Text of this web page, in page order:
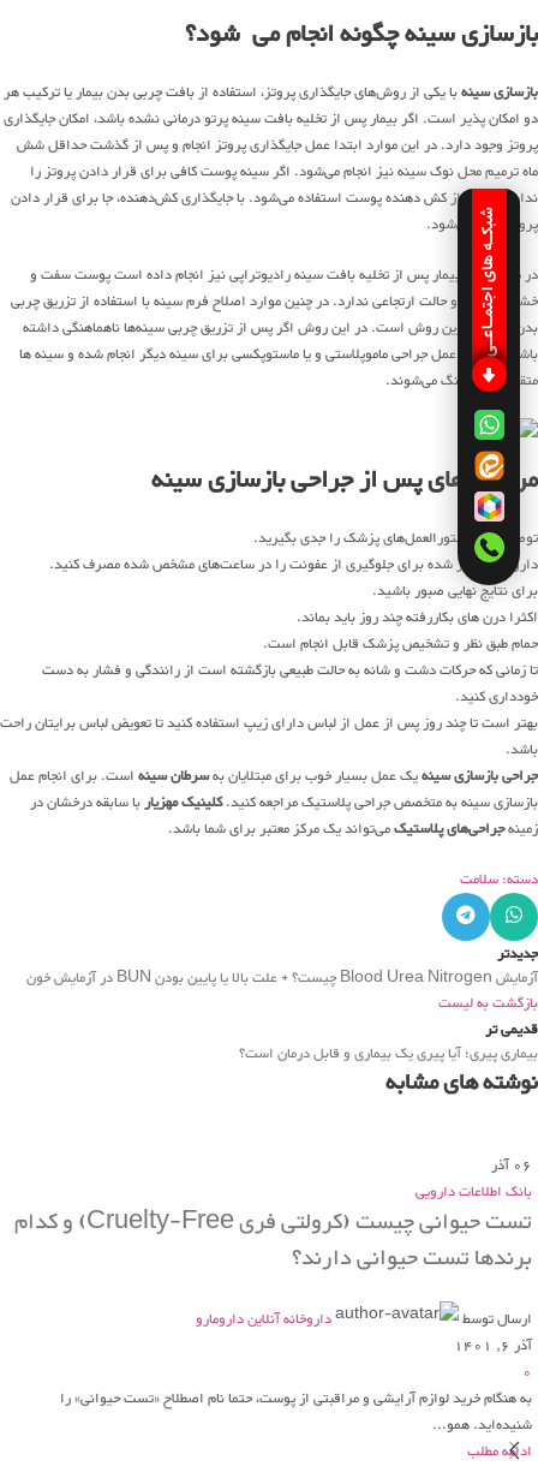
بازسازی سینه چگونه انجام می ‌شود؟
بازسازی سینهبا یکی از روش‌های جایگذاری پروتز، استفاده از بافت چربی بدن بیمار یا ترکیب هر
دو امکان پذیر است. اگر بیمار پس از تخلیه بافت سینه پرتو درمانی نشده باشد، امکان جایگذاری
پروتز وجود دارد. در این موارد ابتدا عمل جایگذاری پروتز انجام و پس از گذشت حداقل شش
ماه ترمیم محل نوک سینه نیز انجام می‌شود. اگر سینه پوست کافی برای قرار دادن پروتز را
نداشته باشد از کش دهنده پوست استفاده می‌شود. با جایگذاری کش‌دهنده، جا برای قرار دادن
پروتز ایجاد می‌شود.
در مواردی که بیمار پس از تخلیه بافت سینه رادیوتراپی نیز انجام داده است پوست سفت و
خشک می‌شود و حالت ارتجاعی ندارد. در چنین موارد اصلاح فرم سینه با استفاده از تزریق چربی
بدن بیمار بهترین روش است. در این روش اگر پس از تزریق چربی سینه‌ها ناهماهنگی داشته
باشند همزمان عمل جراحی ماموپلاستی و یا ماستوپکسی برای سینه دیگر انجام شده و سینه ها
متقارن و هماهنگ می‌شوند.
مراقبت‌های پس از جراحی بازسازی سینه
توصیه‌ها و دستورالعمل‌های پزشک را جدی بگیرید.
داروهای تجویز شده برای جلوگیری از عفونت را در ساعت‌های مشخص شده مصرف کنید.
برای نتایج نهایی صبور باشید.
اکثرا درن های بکاررفته چند روز باید بماند.
حمام طبق نظر و تشخیص پزشک قابل انجام است.
تا زمانی که حرکات دشت و شانه به حالت طبیعی بازگشته است از رانندگی و فشار به دست
خودداری کنید.
بهتر است تا چند روز پس از عمل از لباس دارای زیپ استفاده کنید تا تعویض لباس برایتان راحت
باشد.
جراحی بازسازی سینهیک عمل بسیار خوب برای مبتلایان بهسرطان سینهاست. برای انجام عمل
بازسازی سینه به متخصص جراحی پلاستیک مراجعه کنید.کلینیک مهزیاربا سابقه درخشان در
زمینهجراحی‌های پلاستیکمی‌تواند یک مرکز معتبر برای شما باشد.
دسته: سلامت
جدیدتر
آزمایش Blood Urea Nitrogen چیست؟ + علت بالا یا پایین بودن BUN در آزمایش خون
بازگشت به لیست
قدیمی تر
بیماری پیری؛ آیا پیری یک بیماری و قابل درمان است؟
نوشته های مشابه
06 آذر
بانک اطلاعات دارویی
تست حیوانی چیست (کرولتی فری Cruelty-Free) و کدام
برندها تست حیوانی دارند؟
ارسال توسط
داروخانه آنلاین دارومارو
آذر 6, 1401
0
به هنگام خرید لوازم آرایشی و مراقبتی از پوست، حتما نام اصطلاح «تست حیوانی» را
شنیده‌اید. همو...
ادامه مطلب
شبکـه های اجتمـاعـی